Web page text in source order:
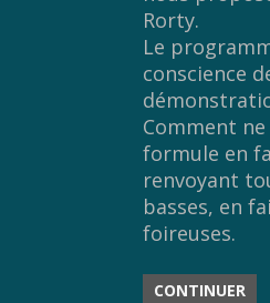
Rorty.
Le
conscience
Comment
formule en
renvoyant
basses, en
foireuses.
CONTINUER